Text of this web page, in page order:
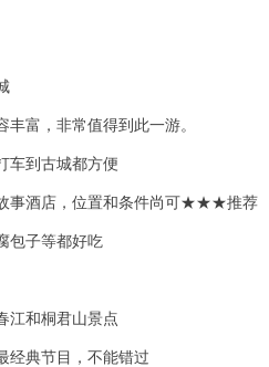
富，非常值得到此一游。
车到古城都方便
事酒店，位置和条件尚可★★★推荐
包子等都好吃
江和桐君山景点
经典节目，不能错过